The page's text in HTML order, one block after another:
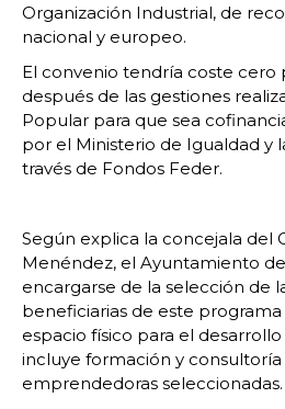
Organización Industrial, de
nacional y europeo.
El convenio tendría coste cero
después de las gestiones
Popular para que sea
por el Ministerio de Igualdad y
través de Fondos Feder.
Según explica la concejala del
Menéndez, el Ayuntamiento
encargarse de la selección de
beneficiarias de este
espacio físico para el
incluye formación y consultoría
emprendedoras seleccionadas.